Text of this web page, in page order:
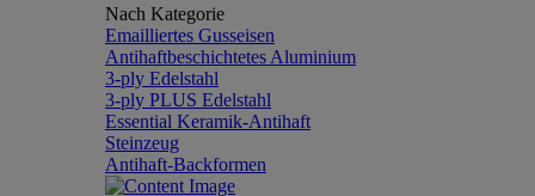
Nach Kategorie
Emailliertes Gusseisen
Antihaftbeschichtetes Aluminium
3-ply Edelstahl
3-ply PLUS Edelstahl
Essential Keramik-Antihaft
Steinzeug
Antihaft-Backformen